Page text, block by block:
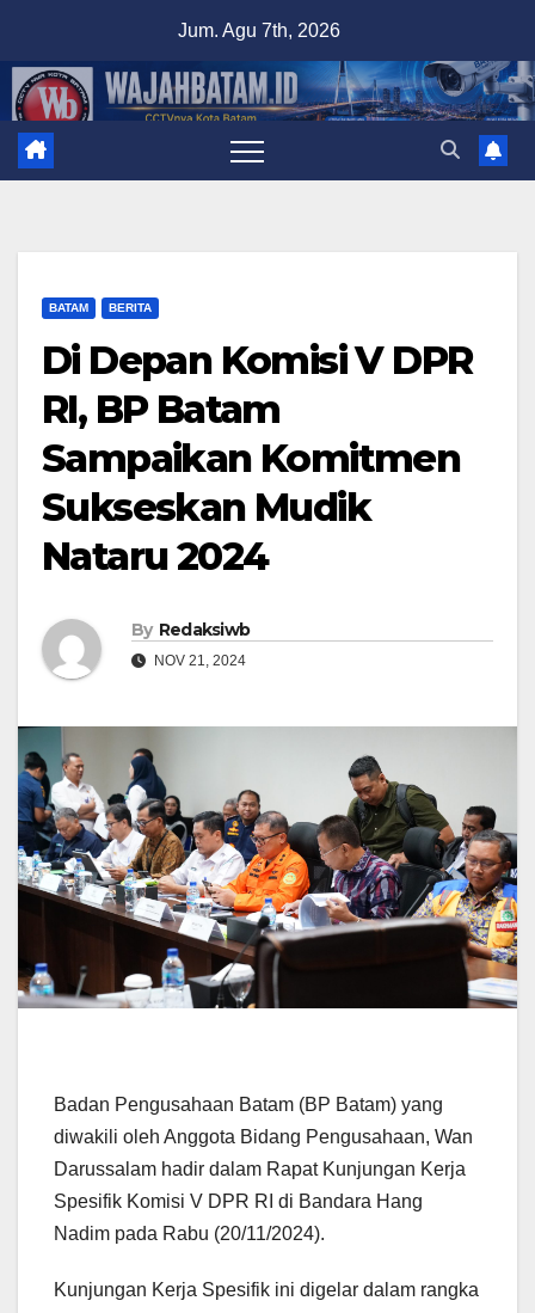
content
Jum. Agu 7th, 2026
BATAM BERITA
Di Depan Komisi V DPR
RI, BP Batam
Sampaikan Komitmen
Sukseskan Mudik
Nataru 2024
By Redaksiwb
NOV 21, 2024
Badan Pengusahaan Batam (BP Batam) yang
diwakili oleh Anggota Bidang Pengusahaan, Wan
Darussalam hadir dalam Rapat Kunjungan Kerja
Spesifik Komisi V DPR RI di Bandara Hang
Nadim pada Rabu (20/11/2024).
Kunjungan Kerja Spesifik ini digelar dalam rangka